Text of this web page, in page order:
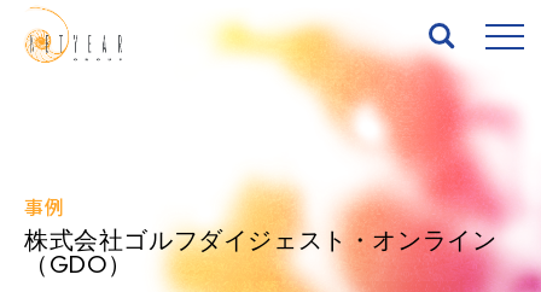
About
Services
事例
株式会社ゴルフダイジェスト・オンライン
（GDO）